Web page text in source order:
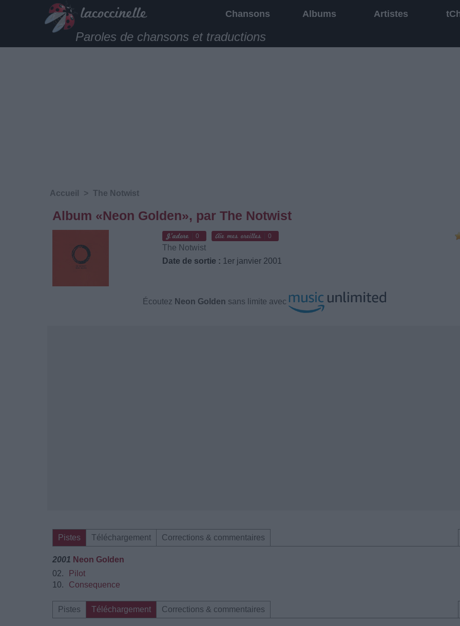
Chansons Albums Artistes
Paroles de chansons et traductions
Accueil > The Notwist
Album «Neon Golden», par The Notwist
0 0
The Notwist
Date de sortie : 1er janvier 2001
Écoutez Neon Golden sans limite avec
Pistes Téléchargement Corrections & commentaires
2001 Neon Golden
02.
Pilot
10.
Consequence
Pistes Téléchargement Corrections & commentaires